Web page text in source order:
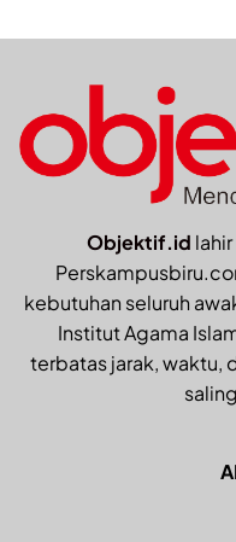
Objektif.id
kebutuhan seluruh
Institut Agama
terbatas jarak, waktu,